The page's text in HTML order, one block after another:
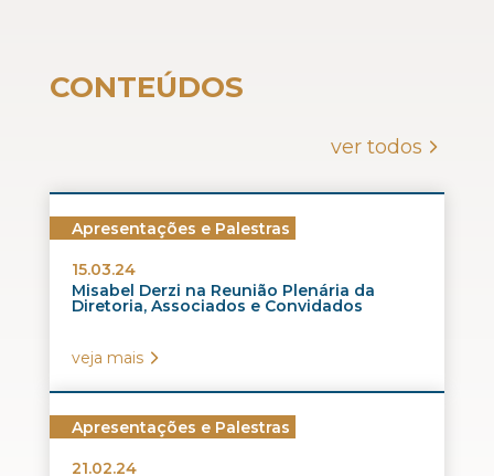
CONTEÚDOS
ver todos
Apresentações e Palestras
15.03.24
Misabel Derzi na Reunião Plenária da
Diretoria, Associados e Convidados
veja mais
Apresentações e Palestras
21.02.24